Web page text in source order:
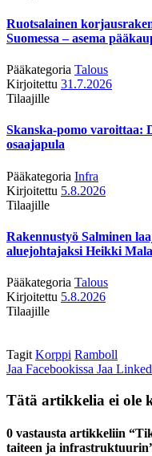
Ruotsalainen
Suomessa – asema
Pääkategoria Talous
Kirjoitettu 31.7.2026
Tilaajille
Skanska-pomo varoittaa:
osaajapula
Pääkategoria Infra
Kirjoitettu 5.8.2026
Tilaajille
Rakennustyö Salminen
aluejohtajaksi Heikki
Pääkategoria Talous
Kirjoitettu 5.8.2026
Tilaajille
Tagit Korppi Ramboll
Jaa Facebookissa Jaa
Tätä artikkelia ei ole
0 vastausta artikkeliin
taiteen ja